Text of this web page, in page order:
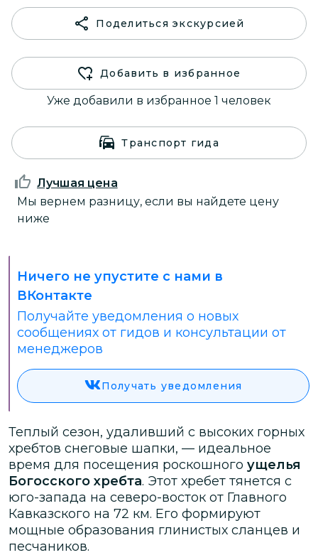
Поделиться экскурсией
Добавить в избранное
Уже добавили в избранное 1 человек
Транспорт гида
Лучшая цена
Мы вернем разницу, если вы найдете цену
ниже
Ничего не упустите с нами в
ВКонтакте
Получайте уведомления о новых
сообщениях от гидов и консультации от
менеджеров
Получать уведомления
Теплый сезон, удаливший с высоких горных
хребтов снеговые шапки, — идеальное
время для посещения роскошного ущелья
Богосского хребта. Этот хребет тянется с
юго-запада на северо-восток от Главного
Кавказского на 72 км. Его формируют
мощные образования глинистых сланцев и
песчаников.